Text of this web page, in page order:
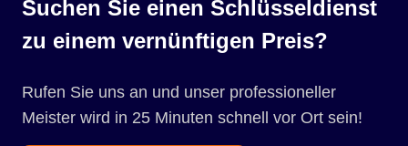
Suchen Sie einen Schlüsseldienst
zu einem vernünftigen Preis?
Rufen Sie uns an und unser professioneller
Meister wird in 25 Minuten schnell vor Ort sein!